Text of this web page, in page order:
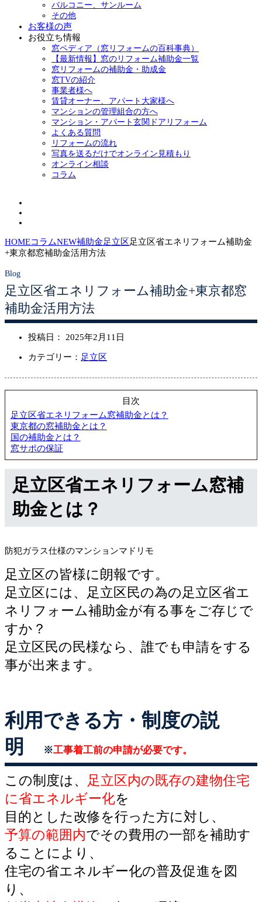
バルコニー、サンルーム
その他
お客様の声
お役立ち情報
窓ペディア（窓リフォームの百科事典）
【最新情報】窓のリフォーム補助金一覧
窓リフォームの補助金・助成金
窓TVの紹介
事業者様へ
賃貸オーナー、アパート大家様へ
マンションの管理組合の方へ
マンション・アパート玄関ドアリフォーム
よくある質問
リフォームの流れ
写真を送るだけでオンライン見積もり
オンライン相談
コラム
HOMEコラムNEW補助金足立区 足立区省エネリフォーム補助金
+東京都窓補助金活用方法
足立区省エネリフォーム補助金+東京都窓
補助金活用方法
投稿日： 2025年2月11日
カテゴリー： 足立区
目次
足立区省エネリフォーム窓補助金とは？
東京都の窓補助金とは？
国の補助金とは？
窓サポの保証
足立区省エネリフォーム窓補
助金とは？
防犯ガラス仕様のマンションマドリモ
足立区の皆様に朗報です。
足立区には、足立区民の為の足立区省エ
ネリフォーム補助金が有る事をご存じで
すか？
足立区民の民様なら、誰でも申請をする
事が出来ます。
利用できる方・制度の説
明
※工事着工前の申請が必要です。
この制度は、
足立区内の既存の建物住宅
に省エネルギー化を
目的とした改修を行った方に対し、
予算の範囲内でその費用の一部を補助す
ることにより、
住宅の省エネルギー化の普及促進を図
り、